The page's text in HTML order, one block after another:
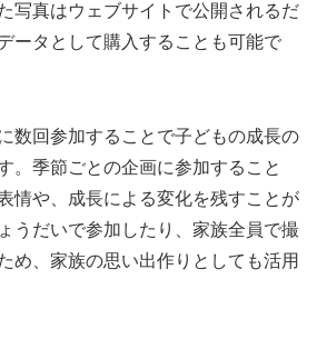
写真はウェブサイトで公開されるだ
ータとして購入することも可能で
数回参加することで子どもの成長の
。季節ごとの企画に参加すること
情や、成長による変化を残すことが
うだいで参加したり、家族全員で撮
め、家族の思い出作りとしても活用